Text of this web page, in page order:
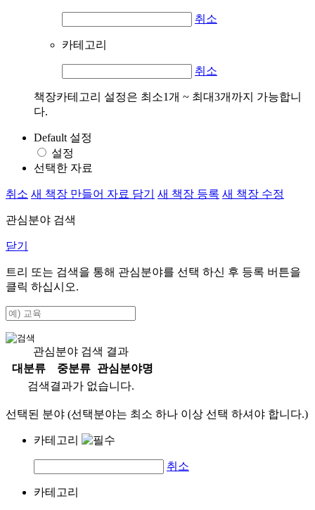
취소
카테고리
취소
책장카테고리 설정은 최소1개 ~ 최대3개까지 가능합니
다.
Default 설정
설정
선택한 자료
취소 새 책장 만들어 자료 담기 새 책장 등록 새 책장 수정
관심분야 검색
닫기
트리 또는 검색을 통해 관심분야를 선택 하신 후 등록 버튼을
클릭 하십시오.
관심분야 검색 결과
대분류
중분류
관심분야명
검색결과가 없습니다.
선택된 분야 (선택분야는 최소 하나 이상 선택 하셔야 합니다.)
카테고리
취소
카테고리